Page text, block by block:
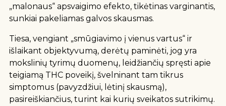
„malonaus“ apsvaigimo efekto, tikėtinas varginantis,
sunkiai pakeliamas galvos skausmas.
Tiesa, vengiant „smūgiavimo į vienus vartus“ ir
išlaikant objektyvumą, derėtų paminėti, jog yra
mokslinių tyrimų duomenų, leidžiančių spręsti apie
teigiamą THC poveikį, švelninant tam tikrus
simptomus (pavyzdžiui, lėtinį skausmą),
pasireiškiančius, turint kai kurių sveikatos sutrikimų.